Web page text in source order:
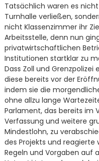
Tatsächlich waren es
Turnhalle verließen,
nicht Klassenzimmer ihr
Arbeitsstelle, denn nun
privatwirtschaftlichen
Institutionen startklar zu
Dass Zoll und
diese bereits vor der
indem sie die
ohne allzu lange
Parlament, das bereits im
Verfassung und weitere
Mindestlohn, zu
des Projekts und
Regeln und Vorgaben auf